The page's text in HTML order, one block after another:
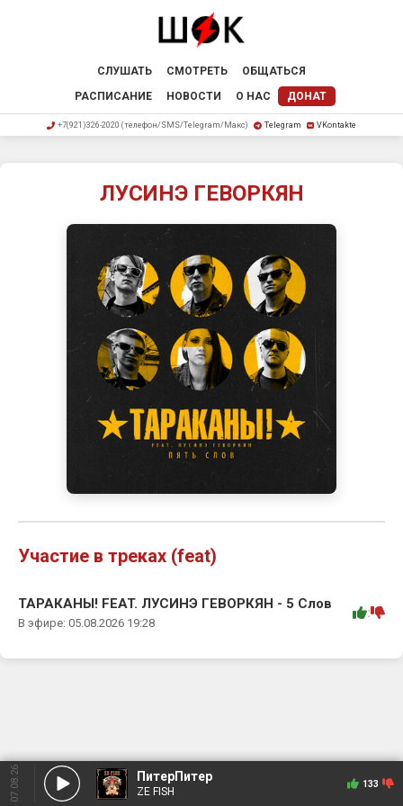
СЛУШАТЬ СМОТРЕТЬ
ОБЩАТЬСЯ
РАСПИСАНИЕ
НОВОСТИ О НАС ДОНАТ
+7(921)326-2020 (телефон/SMS/Telegram/Макс) Telegram VKontakte
ЛУСИНЭ ГЕВОРКЯН
Участие в треках (feat)
ТАРАКАНЫ! FEAT. ЛУСИНЭ ГЕВОРКЯН - 5 Слов
В эфире: 05.08.2026 19:28
:
07.08.26 ПитерПитер
ZE FISH
133